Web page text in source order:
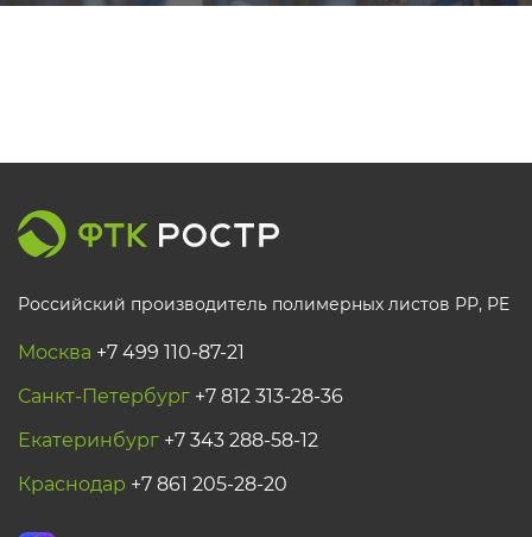
Российский производитель полимерных листов РР, PE
Москва +7 499 110-87-21
Санкт-Петербург +7 812 313-28-36
Екатеринбург +7 343 288-58-12
Краснодар +7 861 205-28-20